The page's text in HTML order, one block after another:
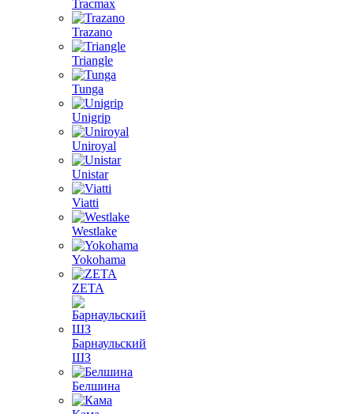
Tracmax
Trazano
Triangle
Tunga
Unigrip
Uniroyal
Unistar
Viatti
Westlake
Yokohama
ZETA
Барнаульский
ШЗ
Белшина